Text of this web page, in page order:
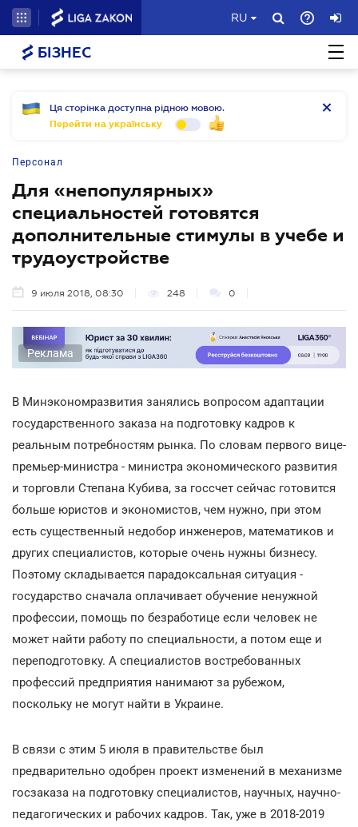
RU
БІЗНЕС
Ця сторінка доступна рідною мовою.
Перейти на українську
Персонал
Для «непопулярных»
специальностей готовятся
дополнительные стимулы в учебе и
трудоустройстве
9 июля 2018, 08:30 248 0
Реклама
В Минэкономразвития занялись вопросом адаптации
государственного заказа на подготовку кадров к
реальным потребностям рынка. По словам первого вице-
премьер-министра - министра экономического развития
и торговли Степана Кубива, за госсчет сейчас готовится
больше юристов и экономистов, чем нужно, при этом
есть существенный недобор инженеров, математиков и
других специалистов, которые очень нужны бизнесу.
Поэтому складывается парадоксальная ситуация -
государство сначала оплачивает обучение ненужной
профессии, помощь по безработице если человек не
может найти работу по специальности, а потом еще и
переподготовку. А специалистов востребованных
профессий предприятия нанимают за рубежом,
поскольку не могут найти в Украине.
В связи с этим 5 июля в правительстве был
предварительно одобрен проект изменений в механизме
госзаказа на подготовку специалистов, научных, научно-
педагогических и рабочих кадров. Так, уже в 2018-2019